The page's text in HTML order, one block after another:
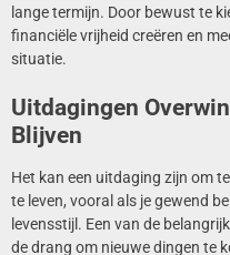
lange termijn. Door bewust te
financiële vrijheid creëren en
situatie.
Uitdagingen
Blijven
Het kan een uitdaging zijn om
te leven, vooral als je gewend
levensstijl. Een van de
de drang om nieuwe dingen te